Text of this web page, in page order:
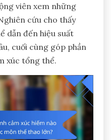
viên xem những
cứu cho thấy
dẫn đến hiệu suất
cuối cùng góp phần
xúc tổng thể.